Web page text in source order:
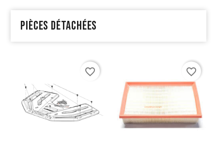
Pièces détachées
favorite_border favorite_border